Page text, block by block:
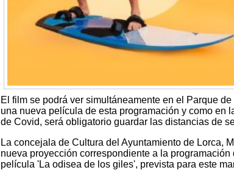
El film se podrá ver simultáneamente en el Parque
una nueva película de esta programación y como en
de Covid, será obligatorio guardar las distancias de
La concejala de Cultura del Ayuntamiento de Lorca,
nueva proyección correspondiente a la
película 'La odisea de los giles', prevista para este